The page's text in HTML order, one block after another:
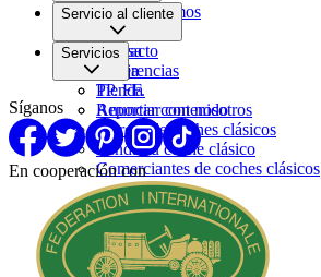
Quiénes somos
Empleo
Prensa
Pareja
Servicio al cliente
Contacto
Sugerencias
PP. FF.
Reportar contenido
Servicios
Tienda
Anunciar con nosotros
Marcas de coches clásicos
Venda su coche clásico
Comerciantes de coches clásicos
Síganos
En cooperación con